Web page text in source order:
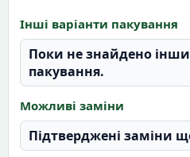
Інші варіанти пакування
Поки не знайдено
пакування.
Можливі заміни
Підтверджені заміни